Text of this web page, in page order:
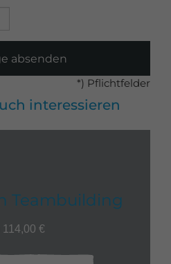
absenden
*) Pflichtfelder
interessieren
Teambuilding
114,00 €